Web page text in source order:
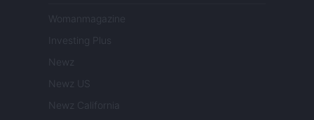
Womanmagazine
Investing Plus
Newz
Newz US
Newz California